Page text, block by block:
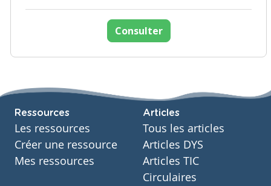
Consulter
Ressources
Les ressources
Créer une ressource
Mes ressources
Articles
Tous les articles
Articles DYS
Articles TIC
Circulaires